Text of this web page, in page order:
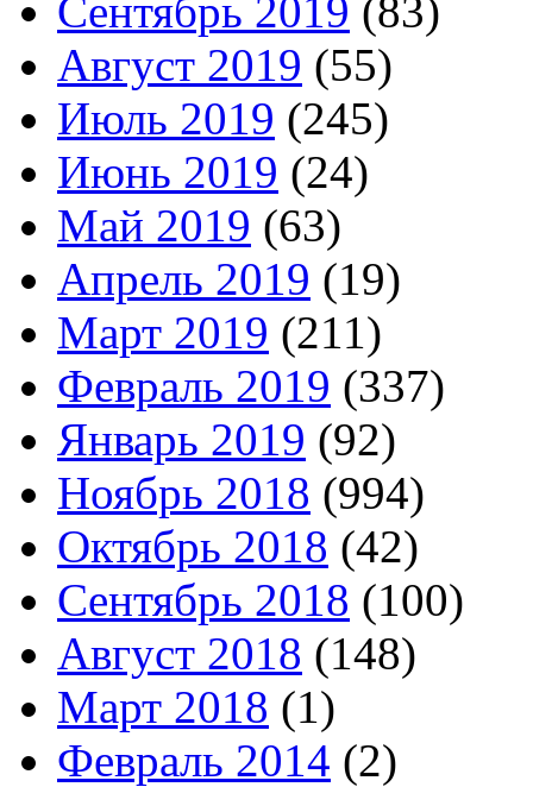
Сентябрь 2019 (83)
Август 2019 (55)
Июль 2019 (245)
Июнь 2019 (24)
Май 2019 (63)
Апрель 2019 (19)
Март 2019 (211)
Февраль 2019 (337)
Январь 2019 (92)
Ноябрь 2018 (994)
Октябрь 2018 (42)
Сентябрь 2018 (100)
Август 2018 (148)
Март 2018 (1)
Февраль 2014 (2)